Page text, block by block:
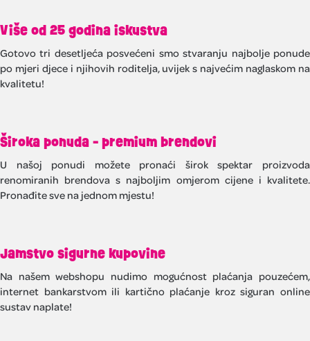
Više od 25 godina iskustva
Gotovo tri desetljeća posvećeni smo stvaranju najbolje ponude
po mjeri djece i njihovih roditelja, uvijek s najvećim naglaskom na
kvalitetu!
Široka ponuda - premium brendovi
U našoj ponudi možete pronaći širok spektar proizvoda
renomiranih brendova s najboljim omjerom cijene i kvalitete.
Pronađite sve na jednom mjestu!
Jamstvo sigurne kupovine
Na našem webshopu nudimo mogućnost plaćanja pouzećem,
internet bankarstvom ili kartično plaćanje kroz siguran online
sustav naplate!